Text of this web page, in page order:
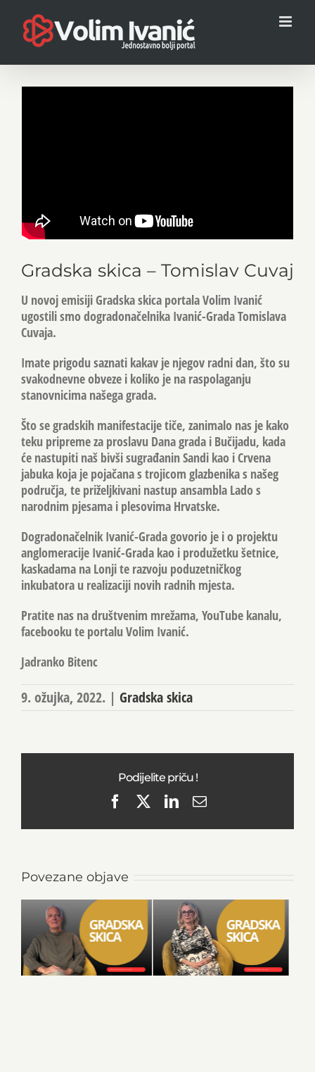
content
Gradska skica – Tomislav Cuvaj
U novoj emisiji Gradska skica portala Volim Ivanić
ugostili smo dogradonačelnika Ivanić-Grada Tomislava
Cuvaja.
Imate prigodu saznati kakav je njegov radni dan, što su
svakodnevne obveze i koliko je na raspolaganju
stanovnicima našega grada.
Što se gradskih manifestacije tiče, zanimalo nas je kako
teku pripreme za proslavu Dana grada i Bučijadu, kada
će nastupiti naš bivši sugrađanin Sandi kao i Crvena
jabuka koja je pojačana s trojicom glazbenika s našeg
područja, te priželjkivani nastup ansambla Lado s
narodnim pjesama i plesovima Hrvatske.
Dogradonačelnik Ivanić-Grada govorio je i o projektu
anglomeracije Ivanić-Grada kao i produžetku šetnice,
kaskadama na Lonji te razvoju poduzetničkog
inkubatora u realizaciji novih radnih mjesta.
Pratite nas na društvenim mrežama, YouTube kanalu,
facebooku te portalu Volim Ivanić.
Jadranko Bitenc
9. ožujka, 2022. | Gradska skica
Podijelite priču !
FacebookLinkedIn
Email
Povezane objave